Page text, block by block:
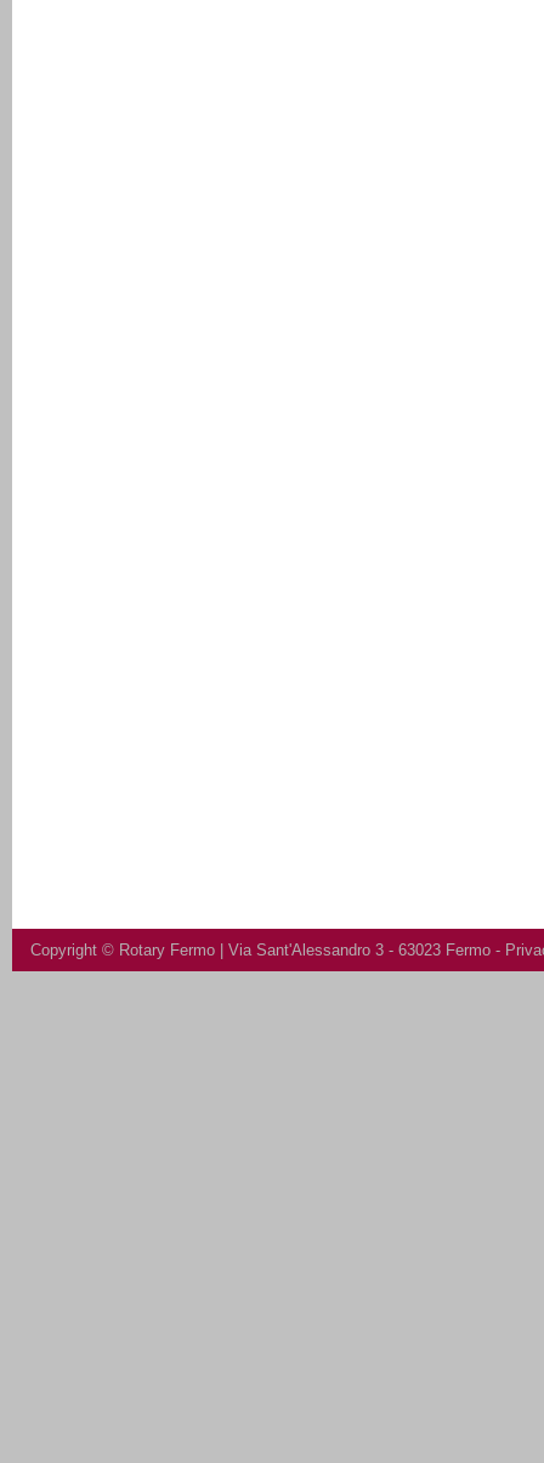
Copyright © Rotary Fermo | Via Sant'Alessandro 3 - 63023 Fermo -